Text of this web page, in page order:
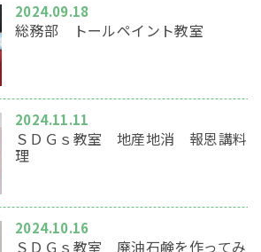
2024.09.18
総務部 トールペイント教室
2024.11.11
ＳＤＧｓ教室 地産地消 報恩講料
理
2024.10.16
ＳＤＧｓ教室 廃油石鹸を作ってみ